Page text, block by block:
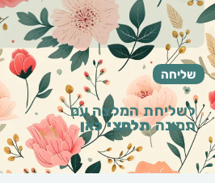
לשליחת המלצה עם
תמונהתלחצי כאן